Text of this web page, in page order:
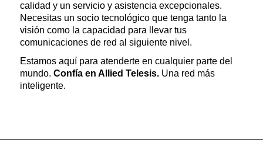
calidad y un servicio y asistencia excepcionales.
Necesitas un socio tecnológico que tenga tanto la
visión como la capacidad para llevar tus
comunicaciones de red al siguiente nivel.
Estamos aquí para atenderte en cualquier parte del
mundo. Confía en Allied Telesis.Una red más
inteligente.